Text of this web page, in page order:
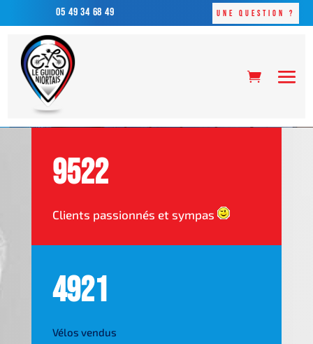
05 49 34 68 49 Une question ?
9522
Clients passionnés et sympas
4921
Vélos vendus